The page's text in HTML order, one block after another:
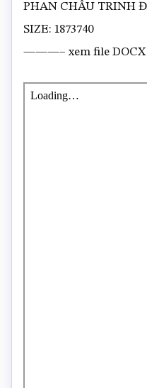
PHAN CHÂU TRINH
SIZE: 1873740
———– xem file